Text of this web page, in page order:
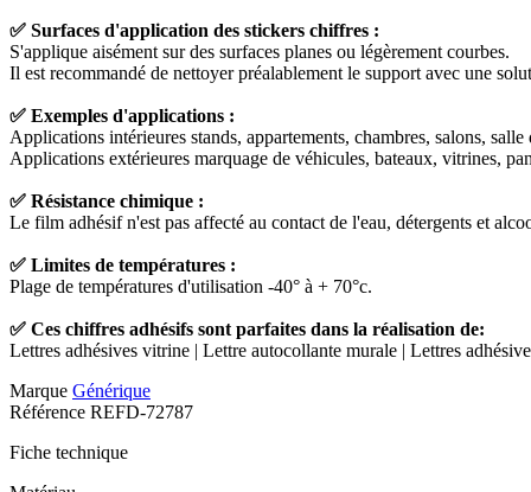
✅ Surfaces d'application des stickers chiffres :
S'applique aisément sur des surfaces planes ou légèrement courbes.
Il est recommandé de nettoyer préalablement le support avec une
✅ Exemples d'applications :
Applications intérieures stands, appartements, chambres, salons, salle
Applications extérieures marquage de véhicules, bateaux, vitrines,
✅ Résistance chimique :
Le film adhésif n'est pas affecté au contact de l'eau, détergents et
✅ Limites de températures :
Plage de températures d'utilisation -40° à + 70°c.
✅ Ces chiffres adhésifs sont parfaites dans la réalisation de:
Lettres adhésives vitrine | Lettre autocollante murale | Lettres
Marque Générique
Référence REFD-72787
Fiche technique